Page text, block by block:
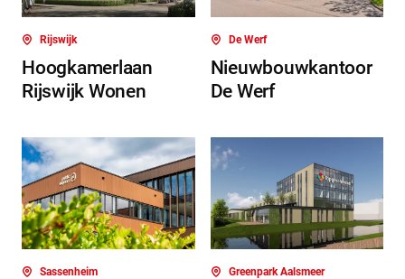
Rijswijk
Hoogkamerlaan
Rijswijk Wonen
De Werf
Nieuwbouwkantoor
De Werf
Sassenheim Greenpark Aalsmeer